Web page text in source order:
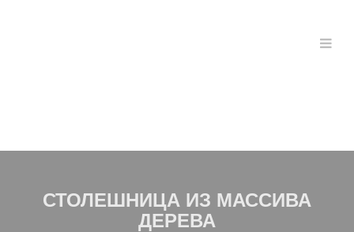
СТОЛЕШНИЦА ИЗ МАССИВА
ДЕРЕВА